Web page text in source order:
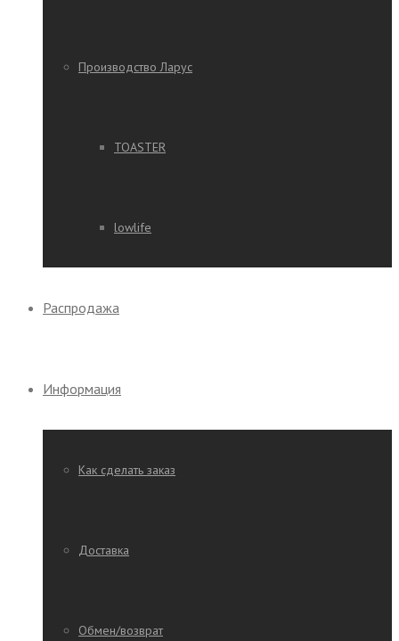
Производство Ларус
TOASTER
lowlife
Распродажа
Информация
Как сделать заказ
Доставка
Обмен/возврат